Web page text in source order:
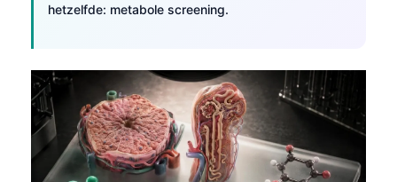
hetzelfde: metabole screening.